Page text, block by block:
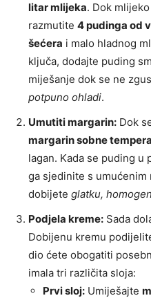
litar mlijeka. Dok
razmutite 4 pudinga od
šećera i malo hladnog
ključa, dodajte puding
miješanje dok se ne
potpuno ohladi.
Umutiti margarin: Dok
margarin sobne
lagan. Kada se puding
ga sjedinite s umućenim
dobijete glatku,
Podjela kreme: Sada
Dobijenu kremu
dio ćete obogatiti
imala tri različita sloja:
Prvi sloj: Umiješajte